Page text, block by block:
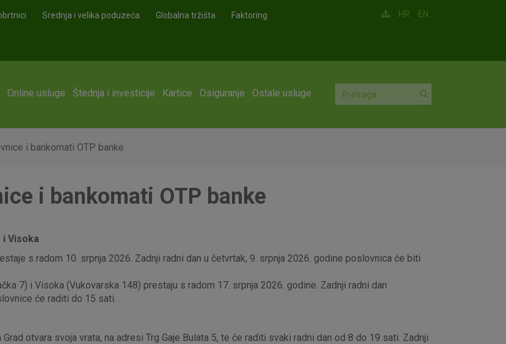
Srednja i velika poduzeća Globalna tržišta Faktoring HR EN
Online usluge Štednja i investicije Kartice Osiguranje Ostale usluge
i bankomati OTP banke
i bankomati OTP banke
Visoka
s radom 10. srpnja 2026. Zadnji radni dan u četvrtak, 9. srpnja 2026. godine poslovnica će biti
7) i Visoka (Vukovarska 148) prestaju s radom 17. srpnja 2026. godine. Zadnji radni dan
će raditi do 15 sati.
otvara svoja vrata, na adresi Trg Gaje Bulata 5, te će raditi svaki radni dan od 8 do 19 sati. Zadnji